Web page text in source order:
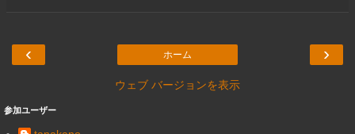
‹ ›
ホーム
ウェブ バージョンを表示
参加ユーザー